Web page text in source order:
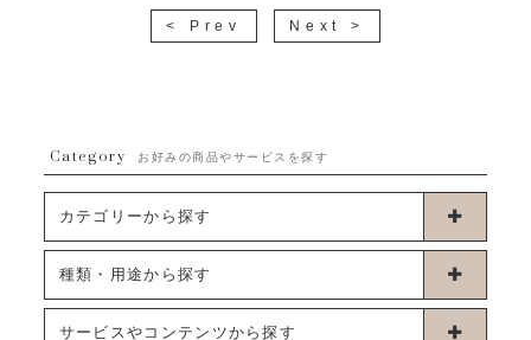
< Prev Next >
Category お好みの商品やサービスを探す
カテゴリーから探す
卓上タイプバルーン
種類・用途から探す
お誕生日
サービスやコンテンツから探す